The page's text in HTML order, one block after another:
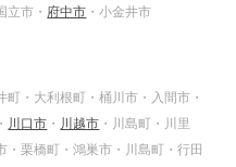
立市・ 府中市 ・小金井市
町・大利根町・桶川市・入間市・
川口市 ・ 川越市 ・川島町・川里
栗橋町・鴻巣市・川島町・行田